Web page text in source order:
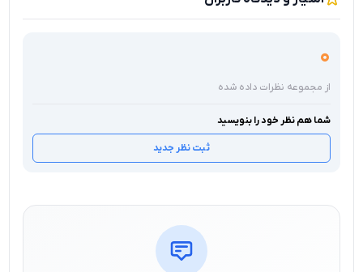
0
از مجموعه نظرات داده شده
شما هم نظر خود را بنویسید
ثبت نظر جدید